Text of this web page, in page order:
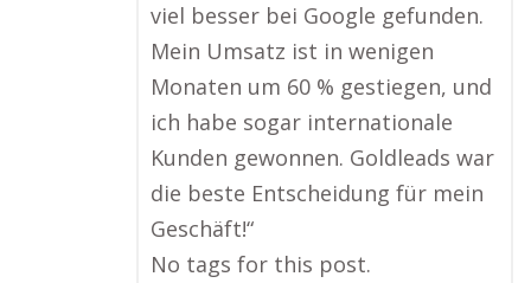
viel besser bei Google gefunden.
Mein Umsatz ist in wenigen
Monaten um 60 % gestiegen, und
ich habe sogar internationale
Kunden gewonnen. Goldleads war
die beste Entscheidung für mein
Geschäft!“
No tags for this post.